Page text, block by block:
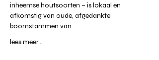
inheemse houtsoorten – is lokaal en
afkomstig van oude, afgedankte
boomstammen van…
lees meer...